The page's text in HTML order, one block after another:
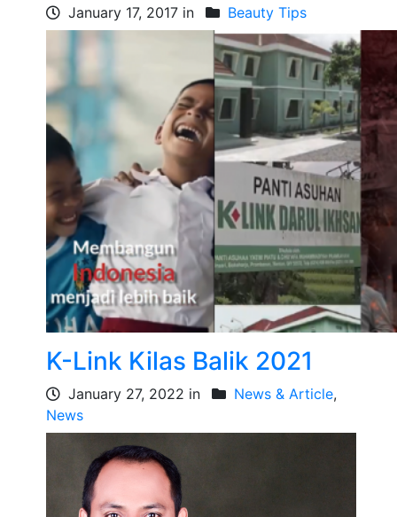
January 17, 2017 in Beauty Tips
K-Link Kilas Balik 2021
January 27, 2022 in News & Article,
News